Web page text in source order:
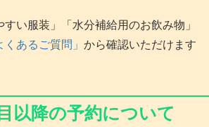
い服装」「水分補給用のお飲み物」
くあるご質問」 から確認いただけます
以降の予約について